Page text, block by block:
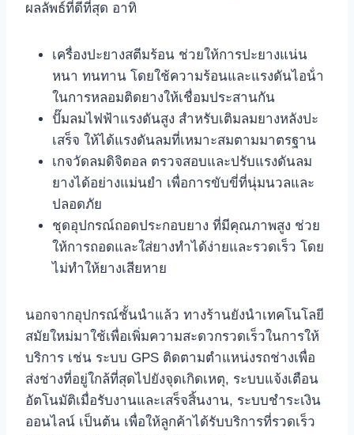
ผลลัพธ์ที่ดีที่สุด อาทิ
เครื่องปะยางสตีมร้อน ช่วยให้การปะยางแน่น
หนา ทนทาน โดยใช้ความร้อนและแรงดันไอน้ํา
ในการหลอมติดยางให้เชื่อมประสานกัน
ปั๊มลมไฟฟ้าแรงดันสูง สําหรับเติมลมยางหลังปะ
เสร็จ ให้ได้แรงดันลมที่เหมาะสมตามมาตรฐาน
เกจวัดลมดิจิตอล ตรวจสอบและปรับแรงดันลม
ยางได้อย่างแม่นยํา เพื่อการขับขี่ที่นุ่มนวลและ
ปลอดภัย
ชุดอุปกรณ์ถอดประกอบยาง ที่มีคุณภาพสูง ช่วย
ให้การถอดและใส่ยางทําได้ง่ายและรวดเร็ว โดย
ไม่ทําให้ยางเสียหาย
นอกจากอุปกรณ์ชั้นนําแล้ว ทางร้านยังนําเทคโนโลยี
สมัยใหม่มาใช้เพื่อเพิ่มความสะดวกรวดเร็วในการให้
บริการ เช่น ระบบ GPS ติดตามตําแหน่งรถช่างเพื่อ
ส่งช่างที่อยู่ใกล้ที่สุดไปยังจุดเกิดเหตุ, ระบบแจ้งเตือน
อัตโนมัติเมื่อรับงานและเสร็จสิ้นงาน, ระบบชําระเงิน
ออนไลน์ เป็นต้น เพื่อให้ลูกค้าได้รับบริการที่รวดเร็ว